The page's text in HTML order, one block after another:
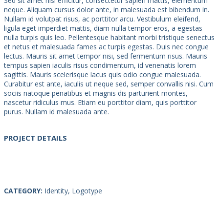
neque. Aliquam cursus dolor ante, in malesuada est bibendum in.
Nullam id volutpat risus, ac porttitor arcu. Vestibulum eleifend,
ligula eget imperdiet mattis, diam nulla tempor eros, a egestas
nulla turpis quis leo. Pellentesque habitant morbi tristique senectus
et netus et malesuada fames ac turpis egestas. Duis nec congue
lectus. Mauris sit amet tempor nisi, sed fermentum risus. Mauris
tempus sapien iaculis risus condimentum, id venenatis lorem
sagittis. Mauris scelerisque lacus quis odio congue malesuada.
Curabitur est ante, iaculis ut neque sed, semper convallis nisi. Cum
sociis natoque penatibus et magnis dis parturient montes,
nascetur ridiculus mus. Etiam eu porttitor diam, quis porttitor
purus. Nullam id malesuada ante.
PROJECT DETAILS
CATEGORY: Identity, Logotype